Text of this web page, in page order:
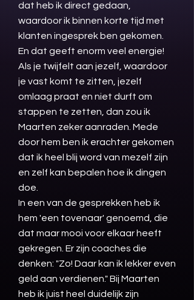
dat heb ik direct gedaan,
waardoor ik binnen korte tijd met
klanten ingesprek ben gekomen.
En dat geeft enorm veel energie!
Als je twijfelt aan jezelf, waardoor
je vast komt te zitten, jezelf
omlaag praat en niet durft om
stappen te zetten, dan zou ik
Maarten zeker aanraden. Mede
door hem ben ik erachter gekomen
dat ik heel blij word van mezelf zijn
en zelf kan bepalen hoe ik dingen
doe.
In een van de gesprekken heb ik
hem 'een tovenaar' genoemd, die
dat maar mooi voor elkaar heeft
gekregen. Er zijn coaches die
denken: "Zo! Daar kan ik lekker even
geld aan verdienen." Bij Maarten
heb ik juist heel duidelijk zijn